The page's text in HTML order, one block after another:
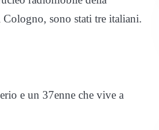
sono stati tre italiani.
e un 37enne che vive a